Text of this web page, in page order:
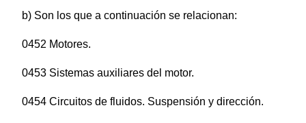
b) Son los que a continuación se relacionan:
0452 Motores.
0453 Sistemas auxiliares del motor.
0454 Circuitos de fluidos. Suspensión y dirección.